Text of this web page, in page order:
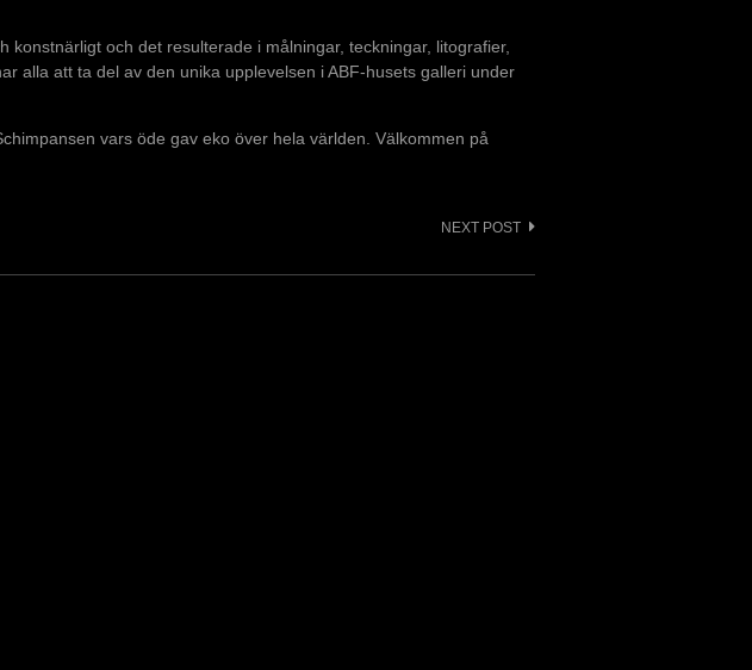
och det resulterade i målningar, teckningar, litografier,
alla att ta del av den unika upplevelsen i ABF-husets galleri under
vars öde gav eko över hela världen. Välkommen på
NEXT POST